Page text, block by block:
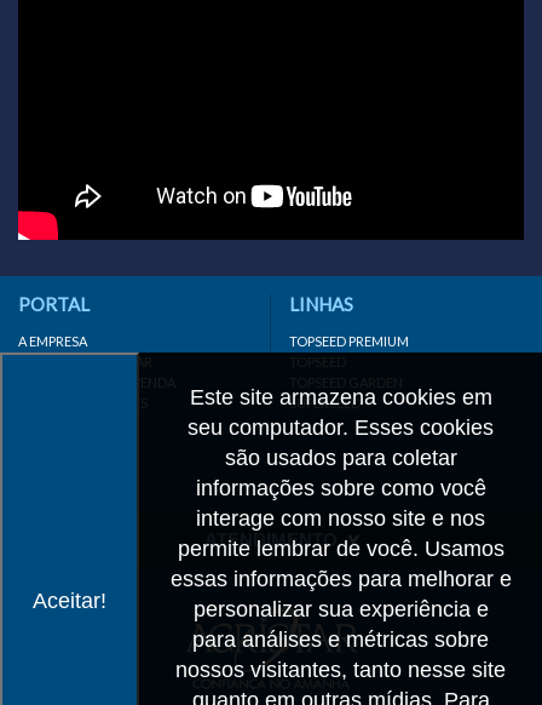
Aceitar!
Este site armazena cookies em
seu computador. Esses cookies
são usados para coletar
informações sobre como você
interage com nosso site e nos
permite lembrar de você. Usamos
essas informações para melhorar e
personalizar sua experiência e
para análises e métricas sobre
nossos visitantes, tanto nesse site
quanto em outras mídias. Para
PORTAL
A EMPRESA
INSTITUTO AGRISTAR
DISTRIBUIDOR/REVENDA
LINKS IMPORTANTES
LINHAS
TOPSEED PREMIUM
TOPSEED
TOPSEED GARDEN
SUPERSEED
ATENDIMENTO
TRABALHE CONOSCO